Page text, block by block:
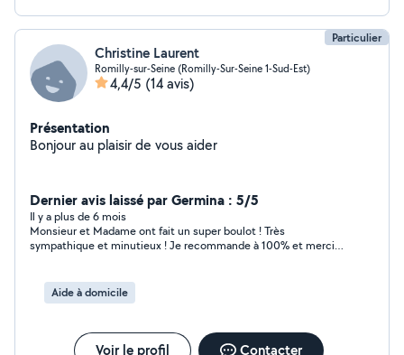
Particulier
Christine Laurent
Romilly-sur-Seine (Romilly-Sur-Seine 1-Sud-Est)
4,4/5 (14 avis)
Présentation
Bonjour au plaisir de vous aider
Dernier avis laissé par Germina : 5/5
Il y a plus de 6 mois
Monsieur et Madame ont fait un super boulot ! Très
sympathique et minutieux ! Je recommande à 100% et merci
Aide à domicile
Voir le profil Contacter